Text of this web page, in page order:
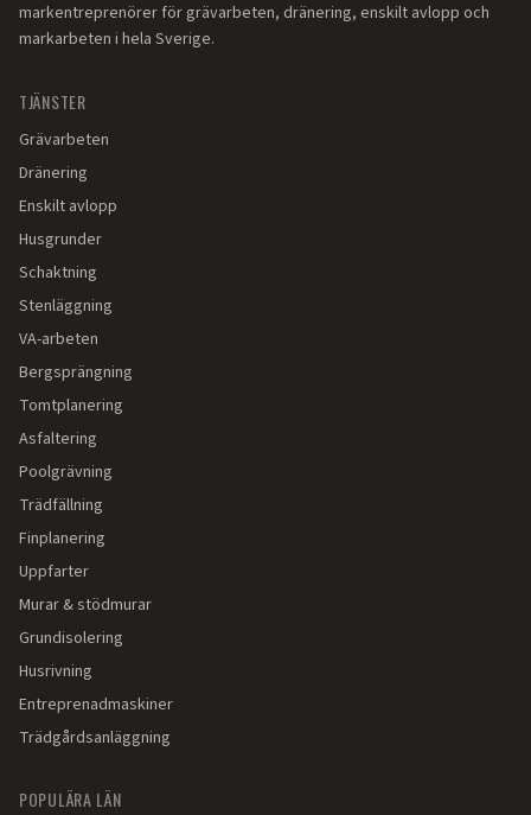
markentreprenörer för grävarbeten, dränering, enskilt avlopp och
markarbeten i hela Sverige.
TJÄNSTER
Grävarbeten
Dränering
Enskilt avlopp
Husgrunder
Schaktning
Stenläggning
VA-arbeten
Bergsprängning
Tomtplanering
Asfaltering
Poolgrävning
Trädfällning
Finplanering
Uppfarter
Murar & stödmurar
Grundisolering
Husrivning
Entreprenadmaskiner
Trädgårdsanläggning
POPULÄRA LÄN